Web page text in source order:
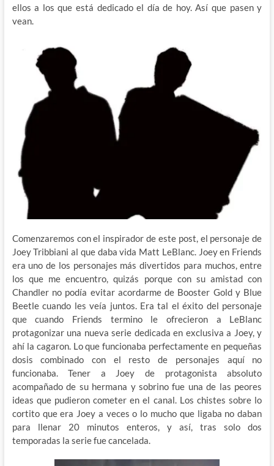
ellos a los que está dedicado el día de hoy. Así que pasen y
vean.
Comenzaremos con el inspirador de este post, el personaje de
Joey Tribbiani al que daba vida Matt LeBlanc. Joey en Friends
era uno de los personajes más divertidos para muchos, entre
los que me encuentro, quizás porque con su amistad con
Chandler no podía evitar acordarme de Booster Gold y Blue
Beetle cuando les veía juntos. Era tal el éxito del personaje
que cuando Friends termino le ofrecieron a LeBlanc
protagonizar una nueva serie dedicada en exclusiva a Joey, y
ahí la cagaron. Lo que funcionaba perfectamente en pequeñas
dosis combinado con el resto de personajes aquí no
funcionaba. Tener a Joey de protagonista absoluto
acompañado de su hermana y sobrino fue una de las peores
ideas que pudieron cometer en el canal. Los chistes sobre lo
cortito que era Joey a veces o lo mucho que ligaba no daban
para llenar 20 minutos enteros, y así, tras solo dos
temporadas la serie fue cancelada.